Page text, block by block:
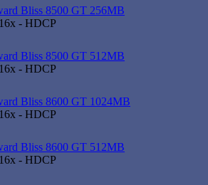
Bliss 8500 GT 256MB
- HDCP
Bliss 8500 GT 512MB
- HDCP
Bliss 8600 GT 1024MB
- HDCP
Bliss 8600 GT 512MB
- HDCP